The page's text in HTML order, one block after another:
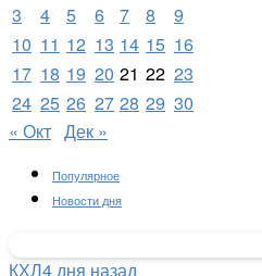
3
4 5 6 7 8
9
10 11 12 13 14 15 16
17 18 19 20 21 22 23
24 25 26 27 28 29 30
« Окт Дек »
Популярное
Новости дня
КХЛ4 дня назад